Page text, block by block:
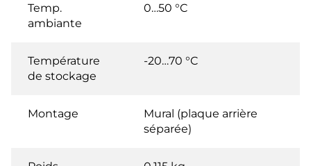
Temp.
ambiante
0…50 °C
Température
de stockage
-20…70 °C
Montage
Mural (plaque arrière
séparée)